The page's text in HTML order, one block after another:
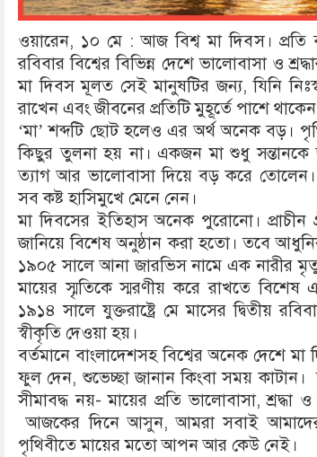
ওয়ারেন, ১০ মে : আজ বিশ্ব মা দিবস। প্রতি
রবিবার বিশ্বের বিভিন্ন দেশে ভালোবাসা ও
মা দিবস মূলত সেই মানুষটির জন্য, যিনি
রাখেন এবং জীবনের প্রতিটি মুহূর্তে পাশে
‘মা’ শব্দটি ছোট হলেও এর অর্থ অনেক বড়।
কিছুর তুলনা হয় না। একজন মা শুধু সন্তানকে
ত্যাগ আর ভালোবাসা দিয়ে বড় করে
সব কষ্ট হাসিমুখে মেনে নেন।
মা দিবসের ইতিহাস অনেক পুরোনো। প্রাচীন
জানিয়ে বিশেষ অনুষ্ঠান করা হতো। তবে
১৯০৫ সালে আনা জারভিস নামে এক নারীর
মায়ের স্মৃতিকে স্মরণীয় করে রাখতে
১৯১৪ সালে যুক্তরাষ্ট্রে মে মাসের দ্বিতীয়
স্বীকৃতি দেওয়া হয়।
বর্তমানে বাংলাদেশসহ বিশ্বের অনেক দেশে
ফুল দেন, শুভেচ্ছা জানান কিংবা সময়
সীমাবদ্ধ নয়- মায়ের প্রতি ভালোবাসা, শ্রদ্ধা
আজকের দিনে আসুন, আমরা সবাই আমাদের
পৃথিবীতে মায়ের মতো আপন আর কেউ নেই।